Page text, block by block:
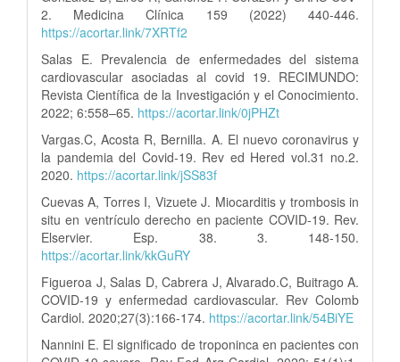
2. Medicina Clínica 159 (2022) 440-446.
https://acortar.link/7XRTf2
Salas E. Prevalencia de enfermedades del sistema
cardiovascular asociadas al covid 19. RECIMUNDO:
Revista Científica de la Investigación y el Conocimiento.
2022; 6:558–65. https://acortar.link/0jPHZt
Vargas.C, Acosta R, Bernilla. A. El nuevo coronavirus y
la pandemia del Covid-19. Rev ed Hered vol.31 no.2.
2020. https://acortar.link/jSS83f
Cuevas A, Torres I, Vizuete J. Miocarditis y trombosis in
situ en ventrículo derecho en paciente COVID-19. Rev.
Elservier. Esp. 38. 3. 148-150.
https://acortar.link/kkGuRY
Figueroa J, Salas D, Cabrera J, Alvarado.C, Buitrago A.
COVID-19 y enfermedad cardiovascular. Rev Colomb
Cardiol. 2020;27(3):166-174. https://acortar.link/54BiYE
Nannini E. El significado de troponinca en pacientes con